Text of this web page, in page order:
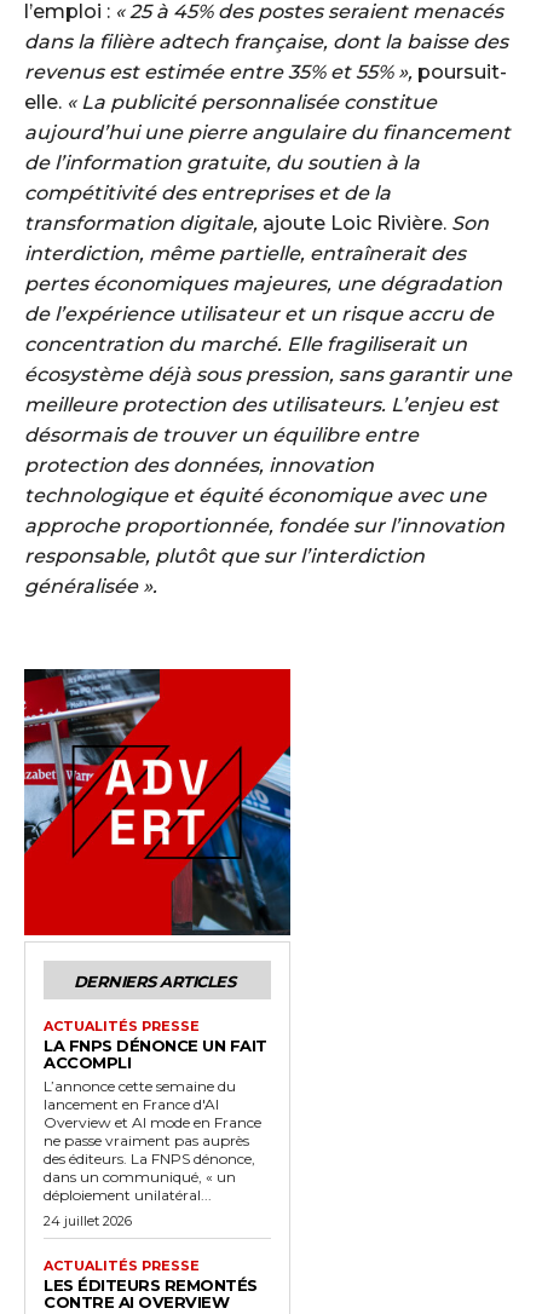
l’emploi : « 25 à 45% des postes seraient menacés
dans la filière adtech française, dont la baisse des
revenus est estimée entre 35% et 55% », poursuit-
elle. « La publicité personnalisée constitue
aujourd’hui une pierre angulaire du financement
de l’information gratuite, du soutien à la
compétitivité des entreprises et de la
transformation digitale, ajoute Loic Rivière. Son
interdiction, même partielle, entraînerait des
pertes économiques majeures, une dégradation
de l’expérience utilisateur et un risque accru de
concentration du marché. Elle fragiliserait un
écosystème déjà sous pression, sans garantir une
meilleure protection des utilisateurs. L’enjeu est
désormais de trouver un équilibre entre
protection des données, innovation
technologique et équité économique avec une
approche proportionnée, fondée sur l’innovation
responsable, plutôt que sur l’interdiction
généralisée ».
DERNIERS ARTICLES
ACTUALITÉS PRESSE
LA FNPS DÉNONCE UN FAIT
ACCOMPLI
L’annonce cette semaine du
lancement en France d'AI
Overview et AI mode en France
ne passe vraiment pas auprès
des éditeurs. La FNPS dénonce,
dans un communiqué, « un
déploiement unilatéral...
24 juillet 2026
ACTUALITÉS PRESSE
LES ÉDITEURS REMONTÉS
CONTRE AI OVERVIEW